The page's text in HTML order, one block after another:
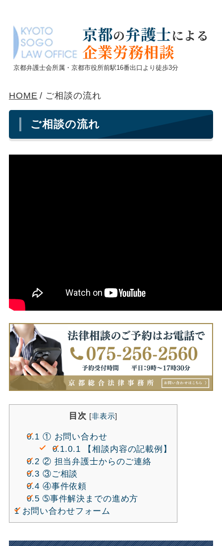
京都の弁護士による
企業労務相談
京都弁護士会所属・京都市役所前駅16番出口より徒歩3分
HOME / ご相談の流れ
ご相談の流れ
目次 [非表示]
0.1 ① お問い合わせ
0.1.0.1 【相談内容の記載例】
0.2 ② 担当弁護士からのご連絡
0.3 ③ご相談
0.4 ④事件依頼
0.5 ➄事件解決までの進め方
1お問い合わせフォーム